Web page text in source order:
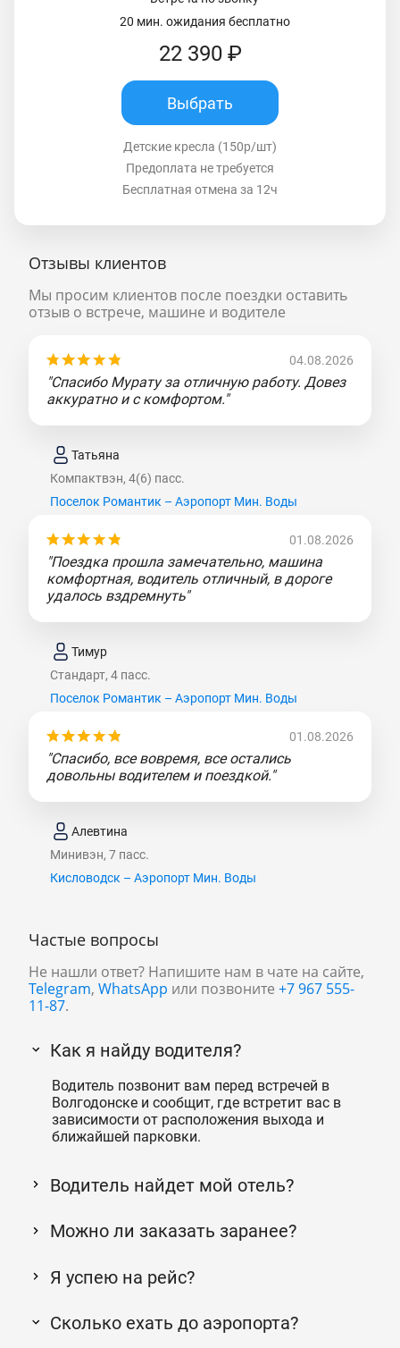
20 мин. ожидания бесплатно
22 390 ₽
Выбрать
Детские кресла (150р/шт)
Предоплата не требуется
Бесплатная отмена за 12ч
Отзывы клиентов
Мы просим клиентов после поездки оставить
отзыв о встрече, машине и водителе
04.08.2026
"Спасибо Мурату за отличную работу. Довез
аккуратно и с комфортом."
Татьяна
Компактвэн, 4(6) пасс.
Поселок Романтик – Аэропорт Мин. Воды
01.08.2026
"Поездка прошла замечательно, машина
комфортная, водитель отличный, в дороге
удалось вздремнуть"
Тимур
Стандарт, 4 пасс.
Поселок Романтик – Аэропорт Мин. Воды
01.08.2026
"Спасибо, все вовремя, все остались
довольны водителем и поездкой."
Алевтина
Минивэн, 7 пасс.
Кисловодск – Аэропорт Мин. Воды
Частые вопросы
Не нашли ответ? Напишите нам в чате на сайте,
Telegram, WhatsApp или позвоните +7 967 555-
11-87.
Как я найду водителя?
Водитель позвонит вам перед встречей в
Волгодонске и сообщит, где встретит вас в
зависимости от расположения выхода и
ближайшей парковки.
Водитель найдет мой отель?
Можно ли заказать заранее?
Я успею на рейс?
Сколько ехать до аэропорта?